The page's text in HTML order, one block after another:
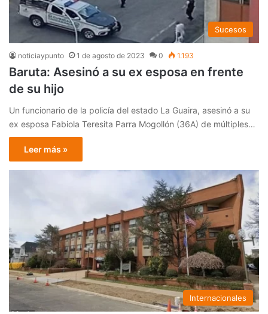
Sucesos
noticiaypunto 1 de agosto de 2023 0 1.193
Baruta: Asesinó a su ex esposa en frente
de su hijo
Un funcionario de la policía del estado La Guaira, asesinó a su
ex esposa Fabiola Teresita Parra Mogollón (36A) de múltiples…
Leer más »
Internacionales